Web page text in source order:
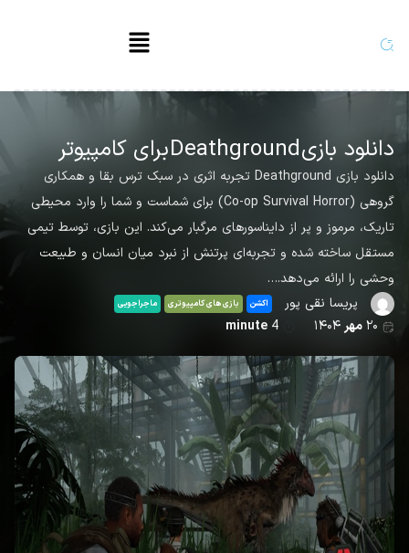
دانلود بازی Deathground برای کامپیوتر
دانلود بازی Deathground تجربه اثری در سبک ترس بقا و همکاری
گروهی (Co-op Survival Horror) برای شماست و شما را وارد محیطی
تاریک، مرموز و پر از دایناسورهای مرگبار می‌کند. این بازی، توسط تیمی
مستقل ساخته شده و تجربه‌ای پرتنش از نبرد میان انسان و طبیعت
وحشی را ارائه می‌دهد.…
پریسا نقی پور
اکشن بازی های کامپیوتری ماجراجویی
۲۰مهر۱۴۰۴ 4
minute